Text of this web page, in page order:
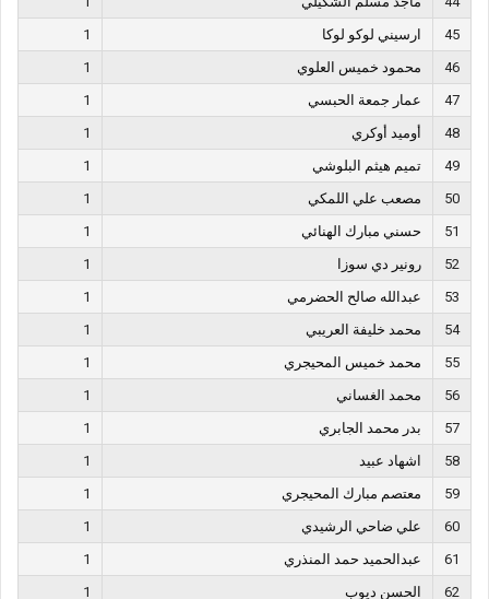
45
ارسيني لوكو لوكا
1
46
محمود خميس العلوي
1
47
عمار جمعة الحبسي
1
48
أوميد أوكري
1
49
تميم هيثم البلوشي
1
50
مصعب علي اللمكي
1
51
حسني مبارك الهنائي
1
52
رونير دي سوزا
1
53
عبدالله صالح الحضرمي
1
54
محمد خليفة العريبي
1
55
محمد خميس المحيجري
1
56
محمد الغساني
1
57
بدر محمد الجابري
1
58
اشهاد عبيد
1
59
معتصم مبارك المحيجري
1
60
علي ضاحي الرشيدي
1
61
عبدالحميد حمد المنذري
1
62
الحسن ديوب
1